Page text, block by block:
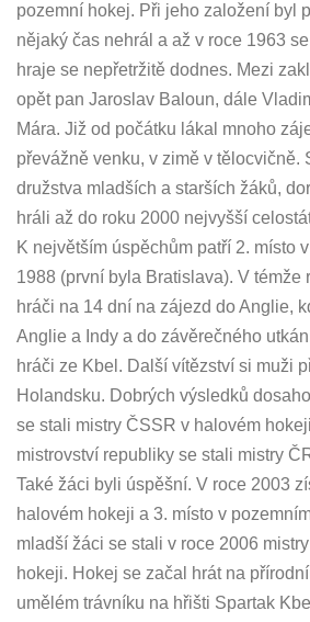
pozemní hokej. Při jeho založení byl
nějaký čas nehrál a až v roce 1963
hraje se nepřetržitě dodnes. Mezi
opět pan Jaroslav Baloun, dále
Mára. Již od počátku lákal mnoho
převážně venku, v zimě v tělocvičně.
družstva mladších a starších žáků,
hráli až do roku 2000 nejvyšší
K největším úspěchům patří 2. místo
1988 (první byla Bratislava). V témže
hráči na 14 dní na zájezd do Anglie,
Anglie a Indy a do závěrečného
hráči ze Kbel. Další vítězství si muži
Holandsku. Dobrých výsledků
se stali mistry ČSSR v halovém
mistrovství republiky se stali mistry
Také žáci byli úspěšní. V roce 2003
halovém hokeji a 3. místo v
mladší žáci se stali v roce 2006
hokeji. Hokej se začal hrát na
umělém trávníku na hřišti Spartak